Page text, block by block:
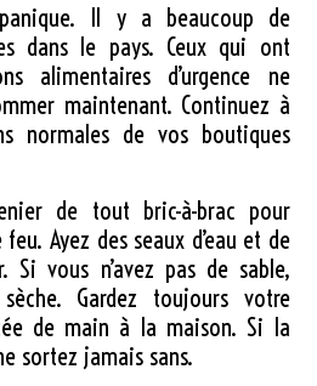
Il y a beaucoup de
dans le pays. Ceux qui ont
alimentaires d’urgence ne
maintenant. Continuez à
normales de vos boutiques
de tout bric-à-brac pour
Ayez des seaux d’eau et de
Si vous n’avez pas de sable,
Gardez toujours votre
de main à la maison. Si la
sortez jamais sans.